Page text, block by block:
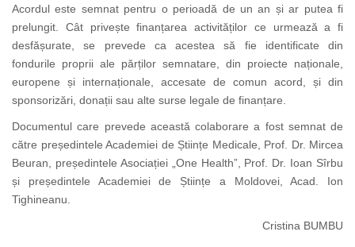
Acordul este semnat pentru o perioadă de un an și ar putea fi
prelungit. Cât privește finanțarea activităților ce urmează a fi
desfășurate, se prevede ca acestea să fie identificate din
fondurile proprii ale părților semnatare, din proiecte naționale,
europene și internaționale, accesate de comun acord, și din
sponsorizări, donații sau alte surse legale de finanțare.
Documentul care prevede această colaborare a fost semnat de
către președintele Academiei de Științe Medicale, Prof. Dr. Mircea
Beuran, președintele Asociației „One Health”, Prof. Dr. Ioan Sîrbu
și președintele Academiei de Științe a Moldovei, Acad. Ion
Tighineanu.
Cristina BUMBU